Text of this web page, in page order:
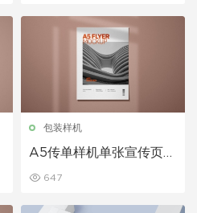
包装样机
A5传单样机单张宣传页样
647